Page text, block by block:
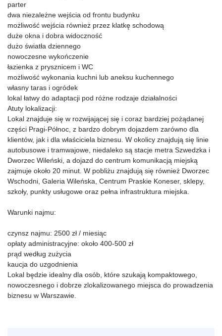
parter
dwa niezależne wejścia od frontu budynku
możliwość wejścia również przez klatkę schodową
duże okna i dobra widoczność
dużo światła dziennego
nowoczesne wykończenie
łazienka z prysznicem i WC
możliwość wykonania kuchni lub aneksu kuchennego
własny taras i ogródek
lokal łatwy do adaptacji pod różne rodzaje działalności
Atuty lokalizacji:
Lokal znajduje się w rozwijającej się i coraz bardziej pożądanej
części Pragi-Północ, z bardzo dobrym dojazdem zarówno dla
klientów, jak i dla właściciela biznesu. W okolicy znajdują się linie
autobusowe i tramwajowe, niedaleko są stacje metra Szwedzka i
Dworzec Wileński, a dojazd do centrum komunikacją miejską
zajmuje około 20 minut. W pobliżu znajdują się również Dworzec
Wschodni, Galeria Wileńska, Centrum Praskie Koneser, sklepy,
szkoły, punkty usługowe oraz pełna infrastruktura miejska.
Warunki najmu:
czynsz najmu: 2500 zł / miesiąc
opłaty administracyjne: około 400-500 zł
prąd według zużycia
kaucja do uzgodnienia
Lokal będzie idealny dla osób, które szukają kompaktowego,
nowoczesnego i dobrze zlokalizowanego miejsca do prowadzenia
biznesu w Warszawie.